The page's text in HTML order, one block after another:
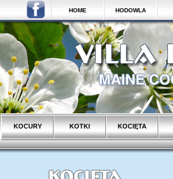
HOME HODOWLA
KOCURY KOTKI KOCIĘTA